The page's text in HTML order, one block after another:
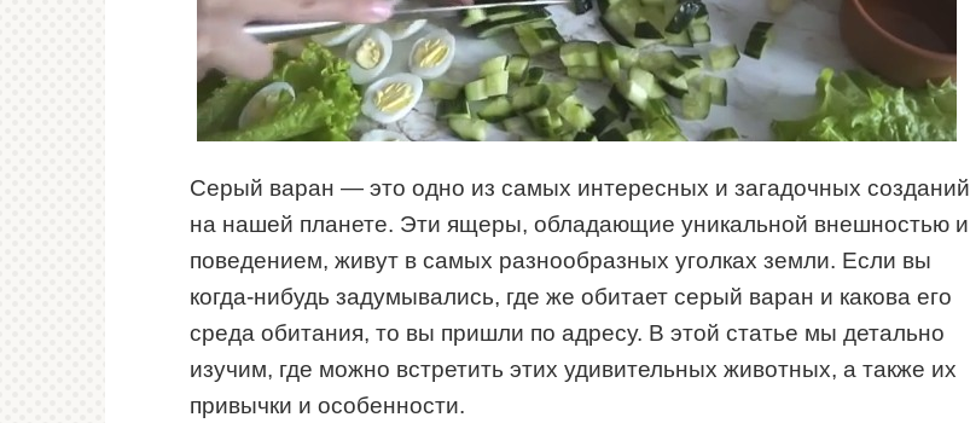
Серый варан — это одно из самых интересных и загадочных созданий
на нашей планете. Эти ящеры, обладающие уникальной внешностью и
поведением, живут в самых разнообразных уголках земли. Если вы
когда-нибудь задумывались, где же обитает серый варан и какова его
среда обитания, то вы пришли по адресу. В этой статье мы детально
изучим, где можно встретить этих удивительных животных, а также их
привычки и особенности.